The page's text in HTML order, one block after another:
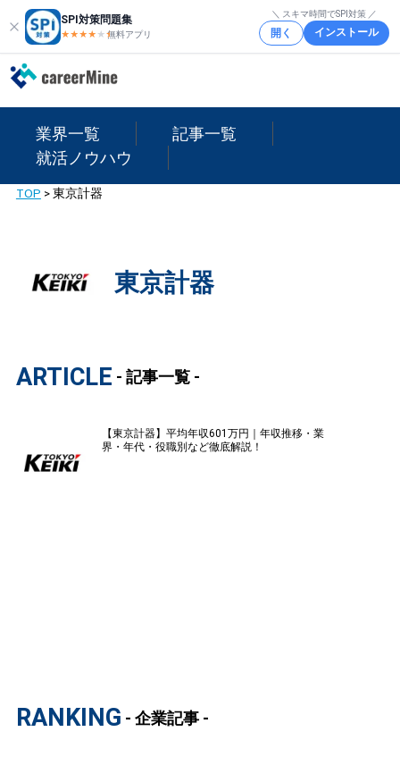
SPI対策問題集
★★★★ ★★
無料アプリ
＼ スキマ時間でSPI対策 ／
開く インストール
業界一覧
記事一覧
就活ノウハウ
TOP >東京計器
東京計器
ARTICLE - 記事一覧 -
【東京計器】平均年収601万円｜年収推移・業
界・年代・役職別など徹底解説！
RANKING - 企業記事 -